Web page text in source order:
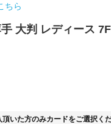
ちら
大判 レディース 7F
いた方のみカードをご選択く